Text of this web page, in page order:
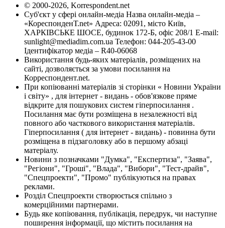
© 2000-2026, Korrespondent.net
Суб'єкт у сфері онлайн-медіа Назва онлайн-медіа –
«КореспонденТ.net» Адреса: 02091, місто Київ,
ХАРКІВСЬКЕ ШОСЕ, будинок 172-Б, офіс 208/1 E-mail:
sunlight@mediadim.com.ua Телефон: 044-205-43-00
Ідентифікатор медіа – R40-06068
Використання будь-яких матеріалів, розміщених на
сайті, дозволяється за умови посилання на
Корреспондент.net.
При копіюванні матеріалів зі сторінки « Новини України
і світу» , для інтернет - видань - обов'язкове пряме
відкрите для пошукових систем гіперпосилання .
Посилання має бути розміщена в незалежності від
повного або часткового використання матеріалів.
Гіперпосилання ( для інтернет - видань) - повинна бути
розміщена в підзаголовку або в першому абзаці
матеріалу.
Новини з позначками "Думка", "Експертиза", "Заява",
"Регіони", "Гроші", "Влада", "Вибори", "Тест-драйв",
"Спецпроекти", "Промо" публікуються на правах
реклами.
Розділ Спецпроекти створюється спільно з
комерційними партнерами.
Будь яке копіювання, публікація, передрук, чи наступне
поширення інформації, що містить посилання на